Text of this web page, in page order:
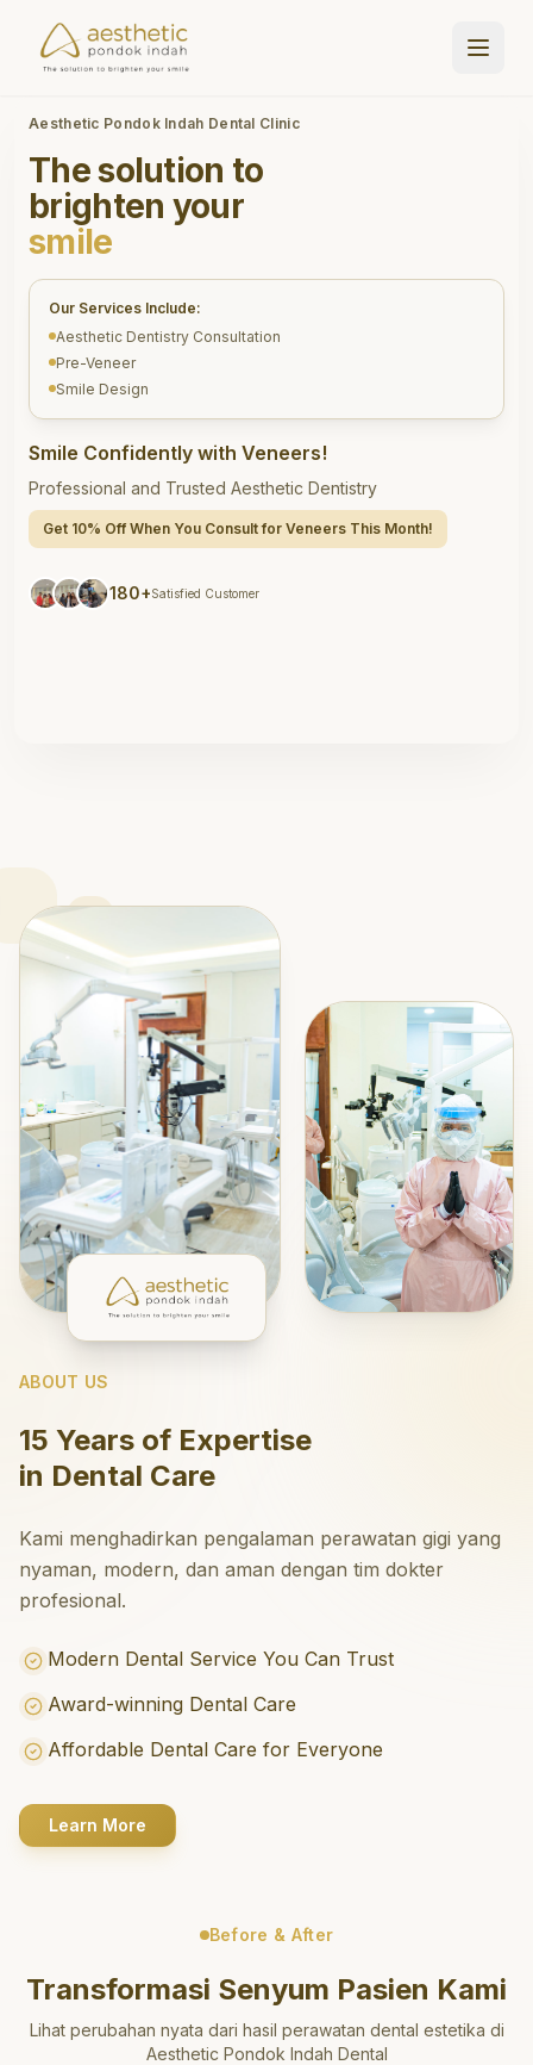
Aesthetic Pondok Indah Dental Clinic
The solution to
brighten your
smile
Our Services Include:
Aesthetic Dentistry Consultation
Pre-Veneer
Smile Design
Smile Confidently with Veneers!
Professional and Trusted Aesthetic Dentistry
Get 10% Off When You Consult for Veneers This Month!
180+Satisfied Customer
ABOUT US
15 Years of Expertise
in Dental Care
Kami menghadirkan pengalaman perawatan gigi yang
nyaman, modern, dan aman dengan tim dokter
profesional.
Modern Dental Service You Can Trust
Award-winning Dental Care
Affordable Dental Care for Everyone
Learn More
Before & After
Transformasi Senyum Pasien Kami
Lihat perubahan nyata dari hasil perawatan dental estetika di
Aesthetic Pondok Indah Dental